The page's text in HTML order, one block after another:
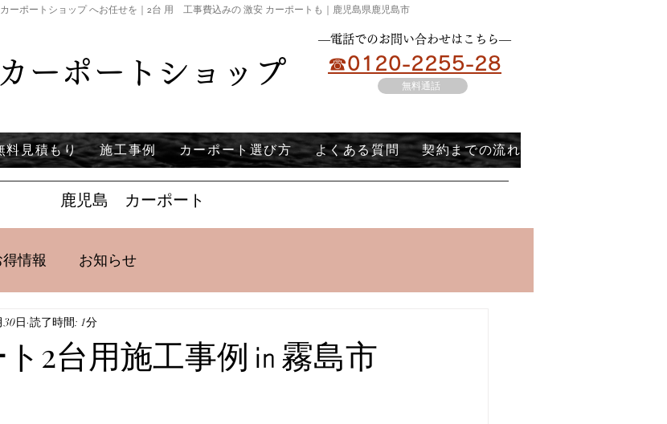
ーポートショップ へお任せを｜2台 用 工事費込みの 激安 カーポートも｜鹿児島県鹿児島市
​―電話でのお問い合わせはこちら―
カーポートショップ ☎0120-2255-28
無料通話
料見積もり 施工事例 カーポート選び方 よくある質問 契約までの流れ
鹿児島 カーポート
得情報 お知らせ
2台用施工事例㏌霧島市
30日 読了時間: 1分